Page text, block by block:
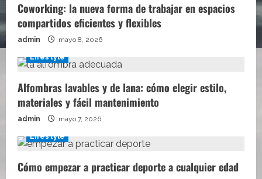
Coworking: la nueva forma de trabajar en espacios
compartidos eficientes y flexibles
admin mayo 8, 2026
Lifestyle
Alfombras lavables y de lana: cómo elegir estilo,
materiales y fácil mantenimiento
admin mayo 7, 2026
Lifestyle
Cómo empezar a practicar deporte a cualquier edad